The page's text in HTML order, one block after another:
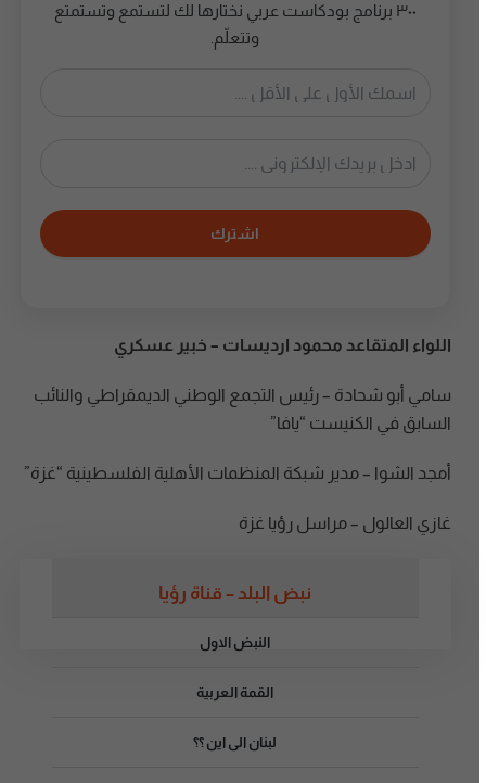
٣٠٠ برنامج بودكاست عربي نختارها لك لتستمع وتستمتع
وتتعلّم.
اشترك
اللواء المتقاعد محمود ارديسات – خبير عسكري
سامي أبو شحادة – رئيس التجمع الوطني الديمقراطي والنائب
السابق في الكنيست “يافا”
أمجد الشوا – مدير شبكة المنظمات الأهلية الفلسطينية “غزة”
غازي العالول – مراسل رؤيا غزة
نبض البلد – قناة رؤيا
النبض الاول
القمة العربية
لبنان الى اين ؟؟